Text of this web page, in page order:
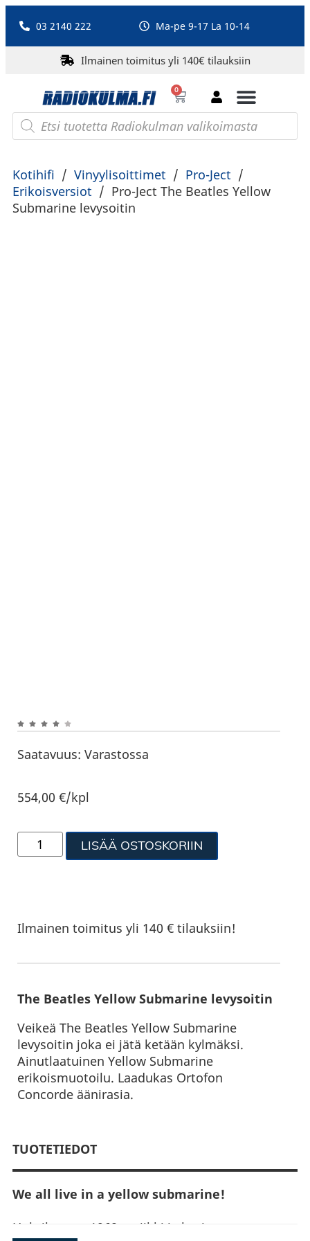
03 2140 222 Ma-pe 9-17 La 10-14
Ilmainen toimitus yli 140€ tilauksiin
0
Kotihifi / Vinyylisoittimet / Pro-Ject /
Erikoisversiot / Pro-Ject The Beatles Yellow
Submarine levysoitin
Saatavuus: Varastossa
554,00€/kpl
LISÄÄ OSTOSKORIIN
Ilmainen toimitus yli 140 € tilauksiin!
The Beatles Yellow Submarine levysoitin
Veikeä The Beatles Yellow Submarine
levysoitin joka ei jätä ketään kylmäksi.
Ainutlaatuinen Yellow Submarine
erikoismuotoilu. Laadukas Ortofon
Concorde äänirasia.
TUOTETIEDOT
We all live in a yellow submarine!
Huhtikuussa 1968, uniikki ja hyvin